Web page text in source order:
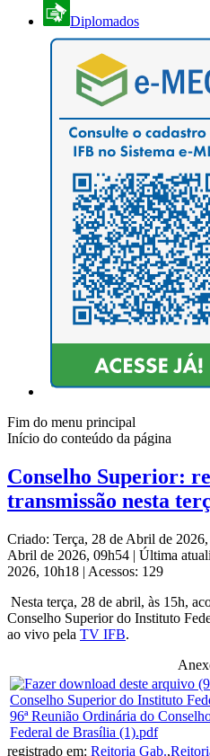
Diplomados
Fim do menu principal
Início do conteúdo da página
Conselho Superior:
transmissão nesta
Criado: Terça, 28 de Abril de
Abril de 2026, 09h54 | Última
2026, 10h18 | Acessos: 129
Nesta terça, 28 de abril, às 15h,
Conselho Superior do Instituto
ao vivo pela TV IFB.
96ª Reunião Ordinária do
Federal de Brasília (1).pdf
registrado em: Reitoria Gab.,